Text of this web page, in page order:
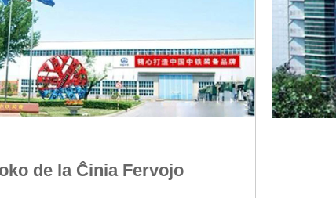
de la Ĉinia Fervojo